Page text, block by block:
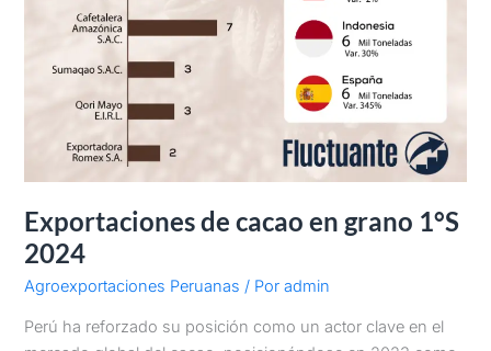
Exportaciones de cacao en grano 1°S
2024
Agroexportaciones Peruanas / Poradmin
Perú ha reforzado su posición como un actor clave en el